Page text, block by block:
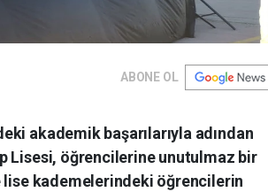
ABONE OL
akademik başarılarıyla adından
Lisesi, öğrencilerine unutulmaz bir
lise kademelerindeki öğrencilerin